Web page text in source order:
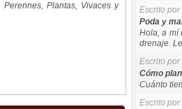
Perennes, Plantas, Vivaces y
Escrito por
Poda y
Hola, a mí
drenaje.
Escrito por
Cómo
Cuánto
Escrito por